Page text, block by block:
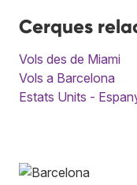
Cerques
Vols des de Miami
Vols a Barcelona
Estats Units -